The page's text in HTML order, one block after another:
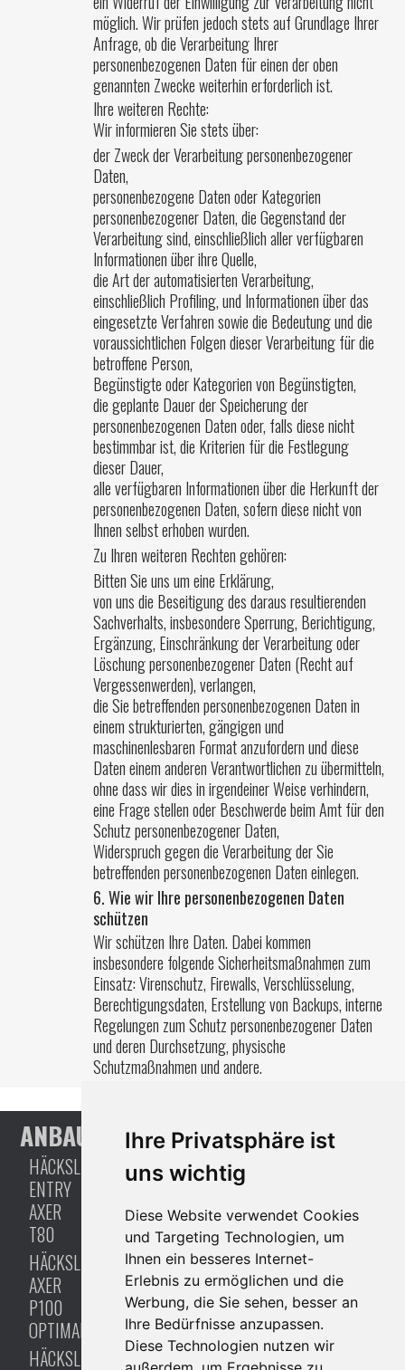
Ihre Privatsphäre ist
uns wichtig
Diese Website verwendet Cookies
und Targeting Technologien, um
Ihnen ein besseres Internet-
Erlebnis zu ermöglichen und die
Werbung, die Sie sehen, besser an
Ihre Bedürfnisse anzupassen.
Diese Technologien nutzen wir
möglich. Wir prüfen jedoch stets auf Grundlage Ihrer
Anfrage, ob die Verarbeitung Ihrer
personenbezogenen Daten für einen der oben
genannten Zwecke weiterhin erforderlich ist.
Ihre weiteren Rechte:
Wir informieren Sie stets über:
der Zweck der Verarbeitung personenbezogener
Daten,
personenbezogene Daten oder Kategorien
personenbezogener Daten, die Gegenstand der
Verarbeitung sind, einschließlich aller verfügbaren
Informationen über ihre Quelle,
die Art der automatisierten Verarbeitung,
einschließlich Profiling, und Informationen über das
eingesetzte Verfahren sowie die Bedeutung und die
voraussichtlichen Folgen dieser Verarbeitung für die
betroffene Person,
Begünstigte oder Kategorien von Begünstigten,
die geplante Dauer der Speicherung der
personenbezogenen Daten oder, falls diese nicht
bestimmbar ist, die Kriterien für die Festlegung
dieser Dauer,
alle verfügbaren Informationen über die Herkunft der
personenbezogenen Daten, sofern diese nicht von
Ihnen selbst erhoben wurden.
Zu Ihren weiteren Rechten gehören:
Bitten Sie uns um eine Erklärung,
von uns die Beseitigung des daraus resultierenden
Sachverhalts, insbesondere Sperrung, Berichtigung,
Ergänzung, Einschränkung der Verarbeitung oder
Löschung personenbezogener Daten (Recht auf
Vergessenwerden), verlangen,
die Sie betreffenden personenbezogenen Daten in
einem strukturierten, gängigen und
maschinenlesbaren Format anzufordern und diese
Daten einem anderen Verantwortlichen zu übermitteln,
ohne dass wir dies in irgendeiner Weise verhindern,
eine Frage stellen oder Beschwerde beim Amt für den
Schutz personenbezogener Daten,
Widerspruch gegen die Verarbeitung der Sie
betreffenden personenbezogenen Daten einlegen.
6. Wie wir Ihre personenbezogenen Daten
schützen
Wir schützen Ihre Daten. Dabei kommen
insbesondere folgende Sicherheitsmaßnahmen zum
Einsatz: Virenschutz, Firewalls, Verschlüsselung,
Berechtigungsdaten, Erstellung von Backups, interne
Regelungen zum Schutz personenbezogener Daten
und deren Durchsetzung, physische
Schutzmaßnahmen und andere.
ANBAUHÄCKSLER
HÄCKSLER
ENTRY
AXER
T80
HÄCKSLER
AXER
P100
OPTIMAL
HÄCKSLER
HÄCKSLER
MIT
EIGENEM
ANTRIEB
HÄCKSLER
AXER
M80
OPTIMAL
HÄCKSLER